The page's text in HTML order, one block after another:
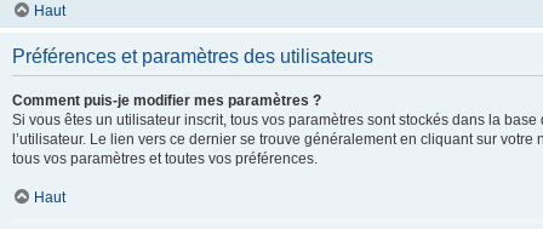
Haut
Préférences et paramètres des utilisateurs
Comment puis-je modifier mes paramètres ?
Si vous êtes un utilisateur inscrit, tous vos paramètres sont stockés dans la
l’utilisateur. Le lien vers ce dernier se trouve généralement en cliquant sur
tous vos paramètres et toutes vos préférences.
Haut